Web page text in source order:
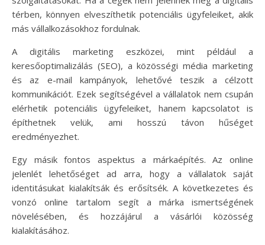
térben, könnyen elveszíthetik potenciális ügyfeleiket, akik
más vállalkozásokhoz fordulnak.
A digitális marketing eszközei, mint például a
keresőoptimalizálás (SEO), a közösségi média marketing
és az e-mail kampányok, lehetővé teszik a célzott
kommunikációt. Ezek segítségével a vállalatok nem csupán
elérhetik potenciális ügyfeleiket, hanem kapcsolatot is
építhetnek velük, ami hosszú távon hűséget
eredményezhet.
Egy másik fontos aspektus a márkaépítés. Az online
jelenlét lehetőséget ad arra, hogy a vállalatok saját
identitásukat kialakítsák és erősítsék. A következetes és
vonzó online tartalom segít a márka ismertségének
növelésében, és hozzájárul a vásárlói közösség
kialakításához.